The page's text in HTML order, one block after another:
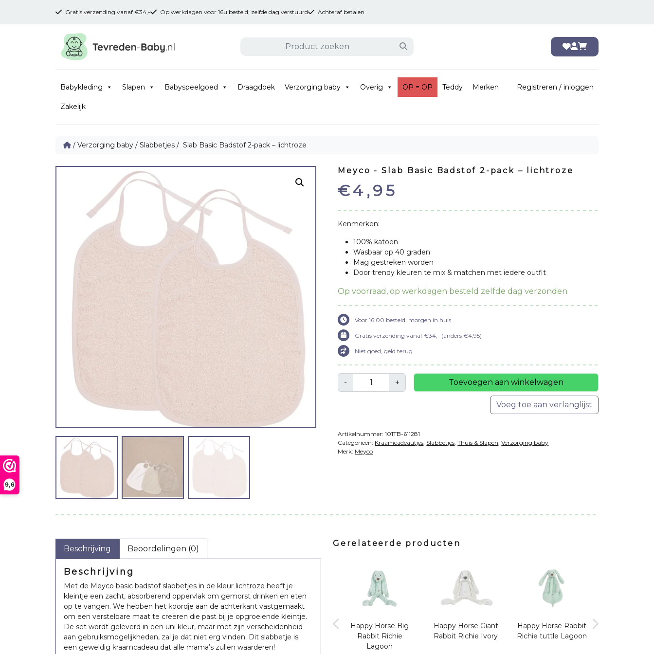
9,6
Gratis verzending vanaf €34,- Op werkdagen voor 16u besteld, zelfde dag verstuurd Achteraf betalen
Babykleding Slapen Babyspeelgoed Draagdoek Verzorging baby Overig OP = OP Teddy Merken Registreren / inloggen
Zakelijk
/ Verzorging baby/ Slabbetjes/ Slab Basic Badstof 2-pack – lichtroze
Meyco - Slab Basic Badstof 2-pack – lichtroze
€4,95
Kenmerken:
100% katoen
Wasbaar op 40 graden
Mag gestreken worden
Door trendy kleuren te mix & matchen met iedere outfit
Op voorraad, op werkdagen besteld zelfde dag verzonden
Voor 16:00 besteld, morgen in huis
Gratis verzending vanaf €34,- (anders €4,95)
Niet goed, geld terug
-
Aantal + Toevoegen aan winkelwagen
Voeg toe aan verlanglijst
Artikelnummer:101TB-611281
Categorieën: Kraamcadeautjes, Slabbetjes,Thuis & Slapen,Verzorging baby
Merk: Meyco
Beschrijving Beoordelingen (0)
Beschrijving
Met de Meyco basic badstof slabbetjes in de kleur lichtroze heeft je
kleintje een zacht, absorberend oppervlak om gemorst drinken en eten
op te vangen. We hebben het koordje aan de achterkant vastgemaakt
om een verstelbare maat te creëren die past bij je opgroeiende kleintje.
De set wordt geleverd in een uni kleur, maar met zijn verscheidenheid
aan gebruiksmogelijkheden, zal je dat niet erg vinden. Dit slabbetje is
een geweldig kraamcadeau dat alle mama’s zullen waarderen!
Gerelateerde producten
Happy Horse Giant
Rabbit Richie Ivory
Happy Horse Rabbit
Richie tuttle Lagoon
Happy Horse Rabbit
Richie Blue
Happy Horse Big
Rabbit Richie
Lagoon
Happy Horse Giant
Rabbit Richie Ivory
Happy Horse Rabbit
Richie tuttle Lagoon